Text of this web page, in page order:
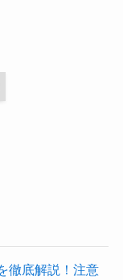
徹底解説！注意